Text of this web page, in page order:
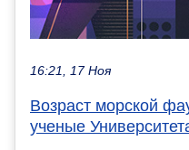
16:21, 17 Ноя
Возраст морской
ученые